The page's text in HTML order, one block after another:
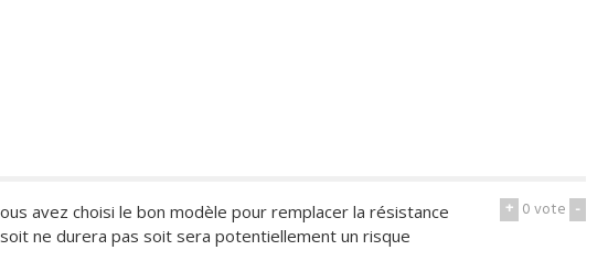
+ 0vote -
avez choisi le bon modèle pour remplacer la résistance
ne durera pas soit sera potentiellement un risque